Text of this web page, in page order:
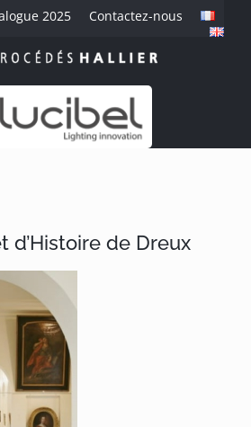
2025 Contactez-nous
d’Histoire de Dreux